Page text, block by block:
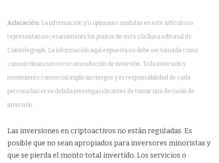
Aclaración: La información y/u opiniones emitidas en este artículo no
representan necesariamente los puntos de vista o la línea editorial de
Cointelegraph. La información aquí expuesta no debe ser tomada como
consejo financiero o recomendación de inversión. Toda inversión y
movimiento comercial implican riesgos y es responsabilidad de cada
persona hacer su debida investigación antes de tomar una decisión de
inversión.
Las inversiones en criptoactivos no están reguladas. Es
posible que no sean apropiados para inversores minoristas y
que se pierda el monto total invertido. Los servicios o